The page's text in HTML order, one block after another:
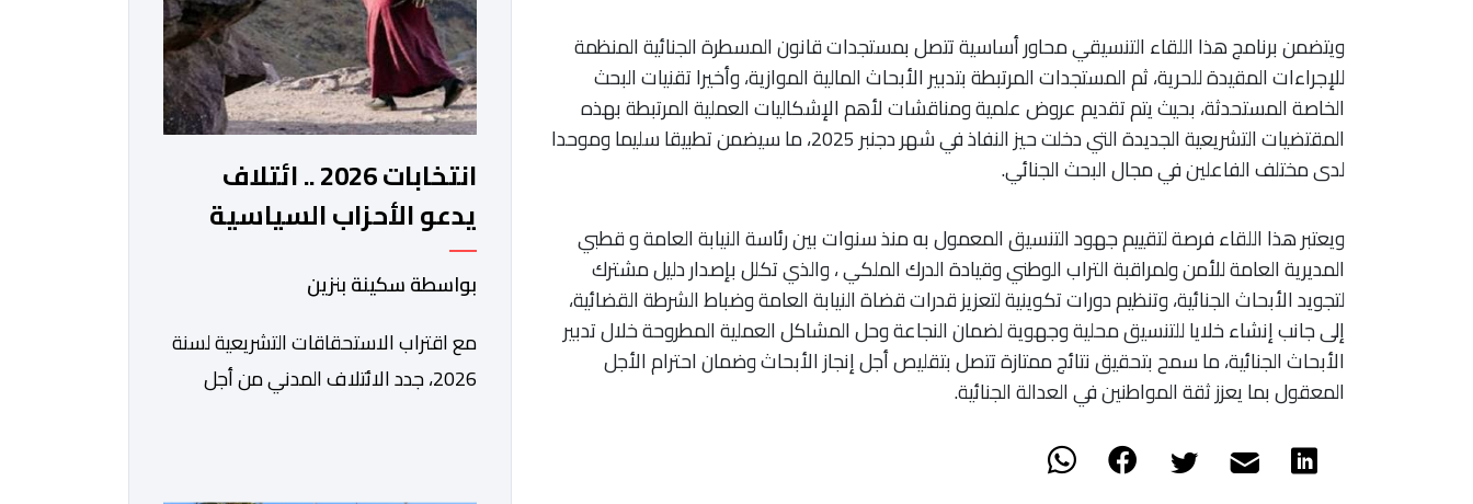
ويتضمن برنامج هذا اللقاء التنسيقي محاور أساسية تتصل بمستجدات قانون المسطرة الجنائية المنظمة
للإجراءات المقيدة للحرية، ثم المستجدات المرتبطة بتدبير الأبحاث المالية الموازية، وأخيرا تقنيات البحث
الخاصة المستحدثة، بحيث يتم تقديم عروض علمية ومناقشات لأهم الإشكاليات العملية المرتبطة بهذه
المقتضيات التشريعية الجديدة التي دخلت حيز النفاذ في شهر دجنبر 2025، ما سيضمن تطبيقا سليما وموحدا
لدى مختلف الفاعلين في مجال البحث الجنائي.
ويعتبر هذا اللقاء فرصة لتقييم جهود التنسيق المعمول به منذ سنوات بين رئاسة النيابة العامة و قطبي
المديرية العامة للأمن ولمراقبة التراب الوطني وقيادة الدرك الملكي ، والذي تكلل بإصدار دليل مشترك
لتجويد الأبحاث الجنائية، وتنظيم دورات تكوينية لتعزيز قدرات قضاة النيابة العامة وضباط الشرطة القضائية،
إلى جانب إنشاء خلايا للتنسيق محلية وجهوية لضمان النجاعة وحل المشاكل العملية المطروحة خلال تدبير
الأبحاث الجنائية، ما سمح بتحقيق نتائج ممتازة تتصل بتقليص أجل إنجاز الأبحاث وضمان احترام الأجل
المعقول بما يعزز ثقة المواطنين في العدالة الجنائية.
انتخابات 2026 .. ائتلاف
يدعو الأحزاب السياسية
لتبني التزامات واضحة تجاه
المناطق الجبلية
بواسطة سكينة بنزين
مع اقتراب الاستحقاقات التشريعية لسنة
2026، جدد الائتلاف المدني من أجل